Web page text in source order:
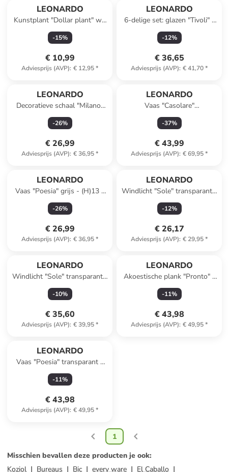
LEONARDO
Kunstplant "Dollar plant" wit
- (L)86 cm
-15%
€ 10,99
Adviesprijs (AVP): € 12,95*
LEONARDO
6-delige set: glazen "Tivoli" -
360 ml
-12%
€ 36,65
Adviesprijs (AVP): € 41,70*
LEONARDO
Decoratieve schaal "Milano"
bordeaux - (B)23 x (H)23 cm
-26%
€ 26,99
Adviesprijs (AVP): € 36,95*
LEONARDO
Vaas "Casolare"
transparant/bruin - (H)50 cm
-37%
€ 43,99
Adviesprijs (AVP): € 69,95*
LEONARDO
Vaas "Poesia" grijs - (H)13 x
Ø 15 cm
-26%
€ 26,99
Adviesprijs (AVP): € 36,95*
LEONARDO
Windlicht "Sole" transparant -
(H)22 x Ø 21 cm
-12%
€ 26,17
Adviesprijs (AVP): € 29,95*
LEONARDO
Windlicht "Sole" transparant -
(H)32 x Ø 23 cm
-10%
€ 35,60
Adviesprijs (AVP): € 39,95*
LEONARDO
Akoestische plank "Pronto" -
(B)22 x (H)13 x (D)12 cm
-11%
€ 43,98
Adviesprijs (AVP): € 49,95*
LEONARDO
Vaas "Poesia" transparant -
(H)35 x Ø 17 cm
-11%
€ 43,98
Adviesprijs (AVP): € 49,95*
1
Misschien bevallen deze producten je ook:
Koziol
Bureaus Bic every ware
El Caballo